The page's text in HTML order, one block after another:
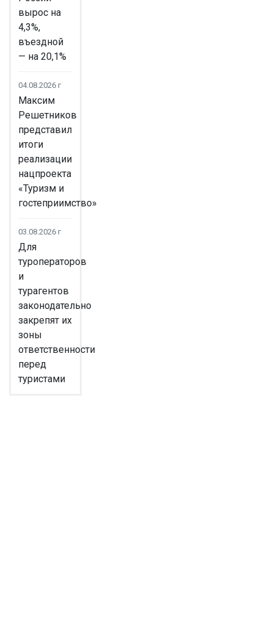
вырос на
4,3%,
въездной
— на 20,1%
04.08.2026 г
Максим
Решетников
представил
итоги
реализации
нацпроекта
«Туризм и
гостеприимство»
03.08.2026 г
Для
туроператоров
и
турагентов
законодательно
закрепят их
зоны
ответственности
перед
туристами